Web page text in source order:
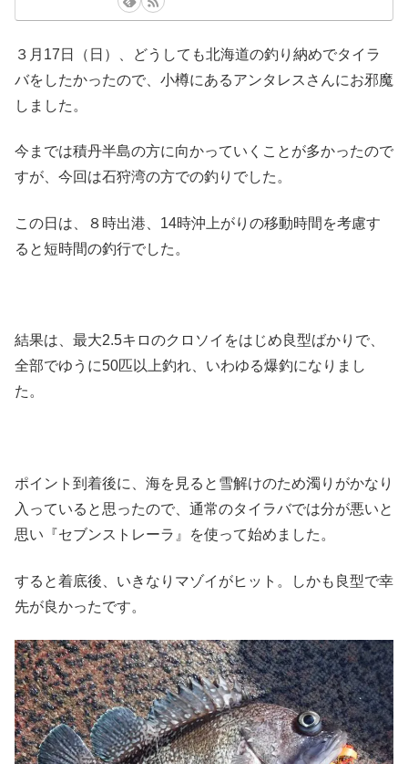
３月17日（日）、どうしても北海道の釣り納めでタイラ
バをしたかったので、小樽にあるアンタレスさんにお邪魔
しました。
今までは積丹半島の方に向かっていくことが多かったので
すが、今回は石狩湾の方での釣りでした。
この日は、８時出港、14時沖上がりの移動時間を考慮す
ると短時間の釣行でした。
結果は、最大2.5キロのクロソイをはじめ良型ばかりで、
全部でゆうに50匹以上釣れ、いわゆる爆釣になりまし
た。
ポイント到着後に、海を見ると雪解けのため濁りがかなり
入っていると思ったので、通常のタイラバでは分が悪いと
思い『セブンストレーラ』を使って始めました。
すると着底後、いきなりマゾイがヒット。しかも良型で幸
先が良かったです。